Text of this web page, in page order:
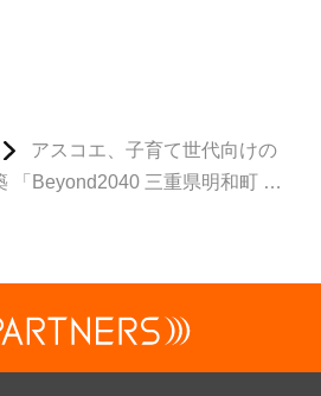
アスコエ、子育て世代向けの
「Beyond2040 三重県明和町 子